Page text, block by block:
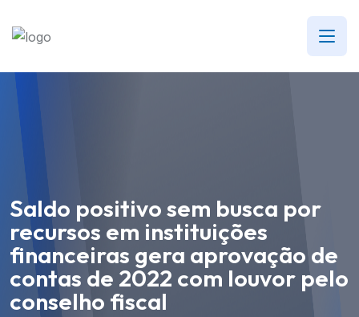
Saldo positivo sem busca por
recursos em instituições
financeiras gera aprovação de
contas de 2022 com louvor pelo
conselho fiscal